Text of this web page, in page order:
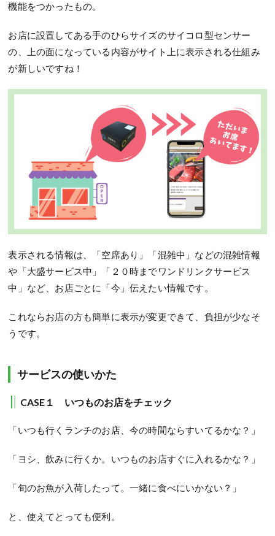
機能をつかったもの。
お店に設置してある手のひらサイズのサイコロ型センサー
の、上の面になっている内容がサイト上に表示される仕組み
が新しいですね！
表示される情報は、「空席あり」「混雑中」などの混雑情報
や「大盛サービス中」「２０時までワンドリンクサービス
中」など、お店ごとに「今」伝えたい情報です。
これならお店の方も簡単に表示が変更できて、負担が少なそ
うです。
サービスの使いかた
CASE １ いつものお店をチェック
「いつも行くランチのお店、今の時間ならすいてるかな？」
「ヨシ、飲みに行くか。いつものお店すぐに入れるかな？」
「旬のお魚が入荷したって。一緒に食べにいかない？」
と、使えてとっても便利。